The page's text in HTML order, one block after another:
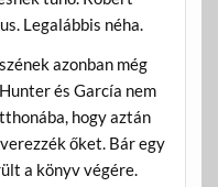
Legalábbis néha.
azonban még
és García nem
hogy aztán
őket. Bár egy
a könyv végére.